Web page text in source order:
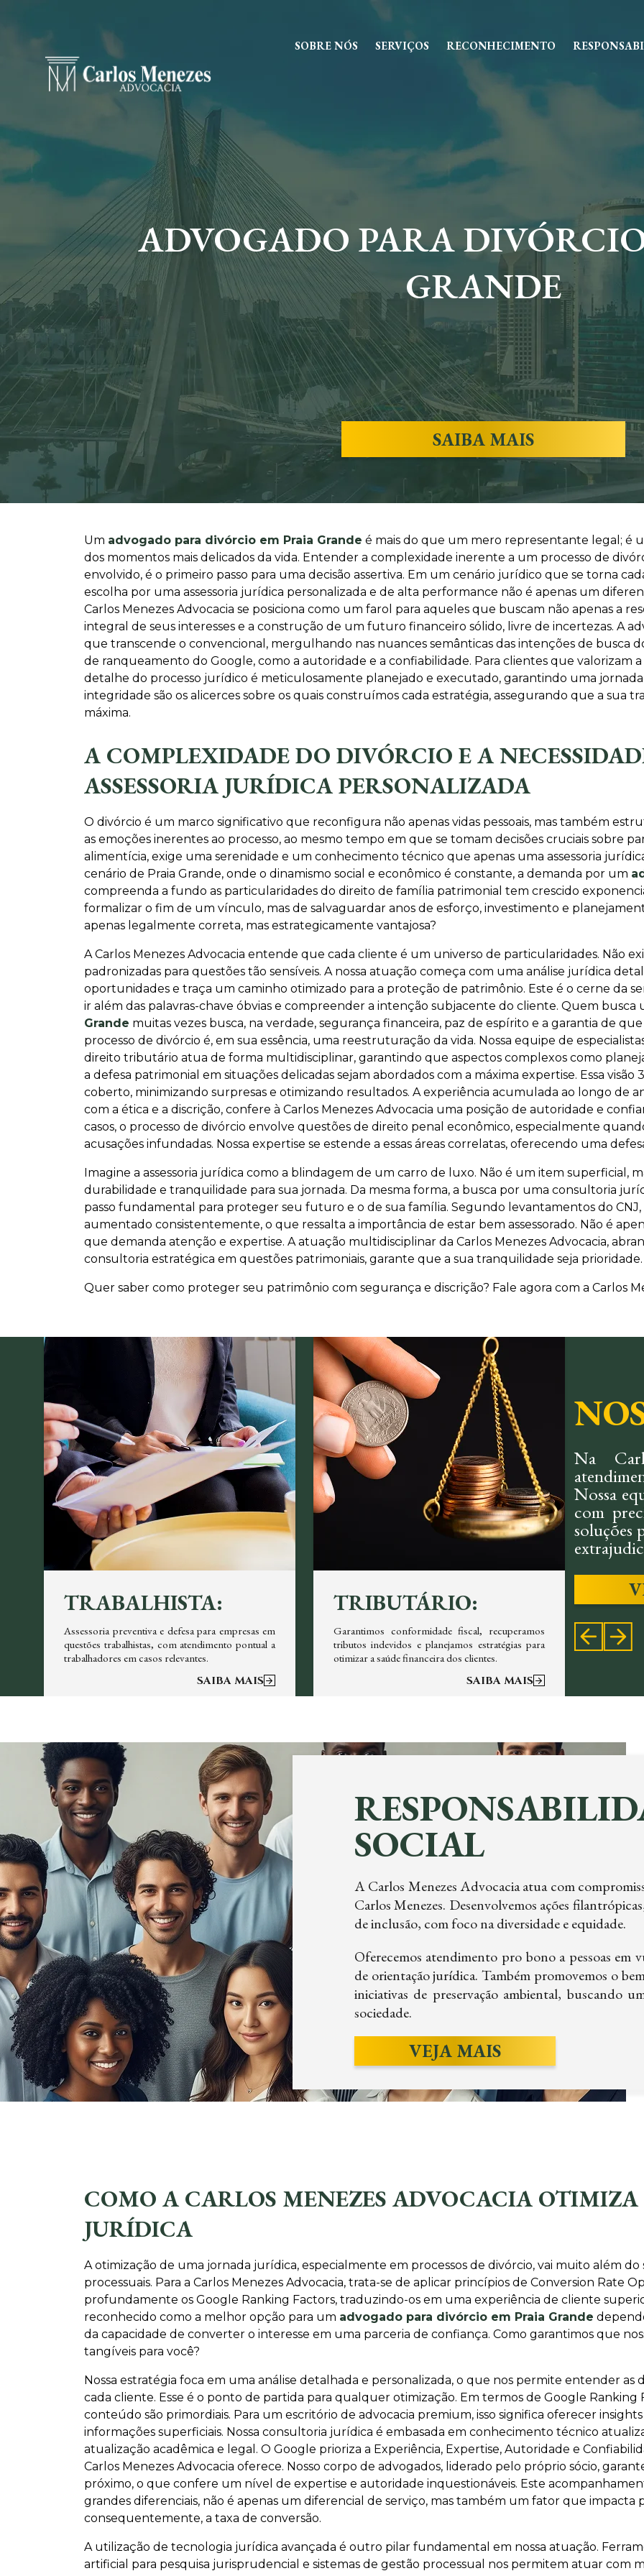
SOBRE NÓS SERVIÇOS RECONHECIMENTO
ADVOGADO PARA
GRANDE
SAIBA MAIS
Um advogado para divórcio em Praia Grande é mais do que um mero representante legal; é
dos momentos mais delicados da vida. Entender a complexidade inerente a um processo de
envolvido, é o primeiro passo para uma decisão assertiva. Em um cenário jurídico que se torna
escolha por uma assessoria jurídica personalizada e de alta performance não é apenas um
Carlos Menezes Advocacia se posiciona como um farol para aqueles que buscam não apenas a
integral de seus interesses e a construção de um futuro financeiro sólido, livre de incertezas. A
que transcende o convencional, mergulhando nas nuances semânticas das intenções de busca
de ranqueamento do Google, como a autoridade e a confiabilidade. Para clientes que valorizam a
detalhe do processo jurídico é meticulosamente planejado e executado, garantindo uma jornada
integridade são os alicerces sobre os quais construímos cada estratégia, assegurando que a sua
máxima.
A COMPLEXIDADE DO DIVÓRCIO E A
ASSESSORIA JURÍDICA PERSONALIZADA
O divórcio é um marco significativo que reconfigura não apenas vidas pessoais, mas também
as emoções inerentes ao processo, ao mesmo tempo em que se tomam decisões cruciais sobre
alimentícia, exige uma serenidade e um conhecimento técnico que apenas uma assessoria
cenário de Praia Grande, onde o dinamismo social e econômico é constante, a demanda por um
compreenda a fundo as particularidades do direito de família patrimonial tem crescido
formalizar o fim de um vínculo, mas de salvaguardar anos de esforço, investimento e
apenas legalmente correta, mas estrategicamente vantajosa?
A Carlos Menezes Advocacia entende que cada cliente é um universo de particularidades. Não
padronizadas para questões tão sensíveis. A nossa atuação começa com uma análise jurídica
oportunidades e traça um caminho otimizado para a proteção de patrimônio. Este é o cerne da
ir além das palavras-chave óbvias e compreender a intenção subjacente do cliente. Quem busca
Grande muitas vezes busca, na verdade, segurança financeira, paz de espírito e a garantia de
processo de divórcio é, em sua essência, uma reestruturação da vida. Nossa equipe de
direito tributário atua de forma multidisciplinar, garantindo que aspectos complexos como
a defesa patrimonial em situações delicadas sejam abordados com a máxima expertise. Essa
coberto, minimizando surpresas e otimizando resultados. A experiência acumulada ao longo de
com a ética e a discrição, confere à Carlos Menezes Advocacia uma posição de autoridade e
casos, o processo de divórcio envolve questões de direito penal econômico, especialmente
acusações infundadas. Nossa expertise se estende a essas áreas correlatas, oferecendo uma
Imagine a assessoria jurídica como a blindagem de um carro de luxo. Não é um item superficial,
durabilidade e tranquilidade para sua jornada. Da mesma forma, a busca por uma consultoria
passo fundamental para proteger seu futuro e o de sua família. Segundo levantamentos do
aumentado consistentemente, o que ressalta a importância de estar bem assessorado. Não é
que demanda atenção e expertise. A atuação multidisciplinar da Carlos Menezes Advocacia,
consultoria estratégica em questões patrimoniais, garante que a sua tranquilidade seja prioridade.
Quer saber como proteger seu patrimônio com segurança e discrição? Fale agora com a Carlos
TRABALHISTA:
Assessoria preventiva e defesa para empresas em
questões trabalhistas, com atendimento pontual a
trabalhadores em casos relevantes.
SAIBA MAIS
TRIBUTÁRIO:
Garantimos conformidade fiscal, recuperamos
tributos indevidos e planejamos estratégias para
otimizar a saúde financeira dos clientes.
SAIBA MAIS
Na
Nossa
com
soluções
SOCIAL
A Carlos Menezes Advocacia atua com
Carlos Menezes. Desenvolvemos ações
de inclusão, com foco na diversidade e equidade.
Oferecemos atendimento pro bono a pessoas em
de orientação jurídica. Também promovemos o
iniciativas de preservação ambiental, buscando
sociedade.
VEJA MAIS
COMO A CARLOS MENEZES ADVOCACIA
JURÍDICA
A otimização de uma jornada jurídica, especialmente em processos de divórcio, vai muito além
processuais. Para a Carlos Menezes Advocacia, trata-se de aplicar princípios de Conversion Rate
profundamente os Google Ranking Factors, traduzindo-os em uma experiência de cliente
reconhecido como a melhor opção para um advogado para divórcio em Praia Grande
da capacidade de converter o interesse em uma parceria de confiança. Como garantimos que
tangíveis para você?
Nossa estratégia foca em uma análise detalhada e personalizada, o que nos permite entender as
cada cliente. Esse é o ponto de partida para qualquer otimização. Em termos de Google Ranking
conteúdo são primordiais. Para um escritório de advocacia premium, isso significa oferecer
informações superficiais. Nossa consultoria jurídica é embasada em conhecimento técnico
atualização acadêmica e legal. O Google prioriza a Experiência, Expertise, Autoridade e
Carlos Menezes Advocacia oferece. Nosso corpo de advogados, liderado pelo próprio sócio,
próximo, o que confere um nível de expertise e autoridade inquestionáveis. Este
grandes diferenciais, não é apenas um diferencial de serviço, mas também um fator que impacta
consequentemente, a taxa de conversão.
A utilização de tecnologia jurídica avançada é outro pilar fundamental em nossa atuação.
artificial para pesquisa jurisprudencial e sistemas de gestão processual nos permitem atuar com